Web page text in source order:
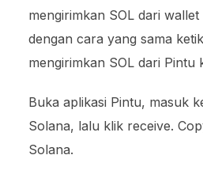
mengirimkan SOL dari
dengan cara yang sama
mengirimkan SOL dari Pintu
Buka aplikasi Pintu, masuk
Solana, lalu klik receive.
Solana.